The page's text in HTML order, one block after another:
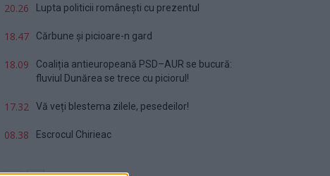
20.26 Lupta politicii românești cu prezentul
18.47 Cărbune și picioare-n gard
18.09
Coaliția antieuropeană PSD–AUR se bucură:
fluviul Dunărea se trece cu piciorul!
17.32 Vă veți blestema zilele, pesedeilor!
08.38 Escrocul Chirieac